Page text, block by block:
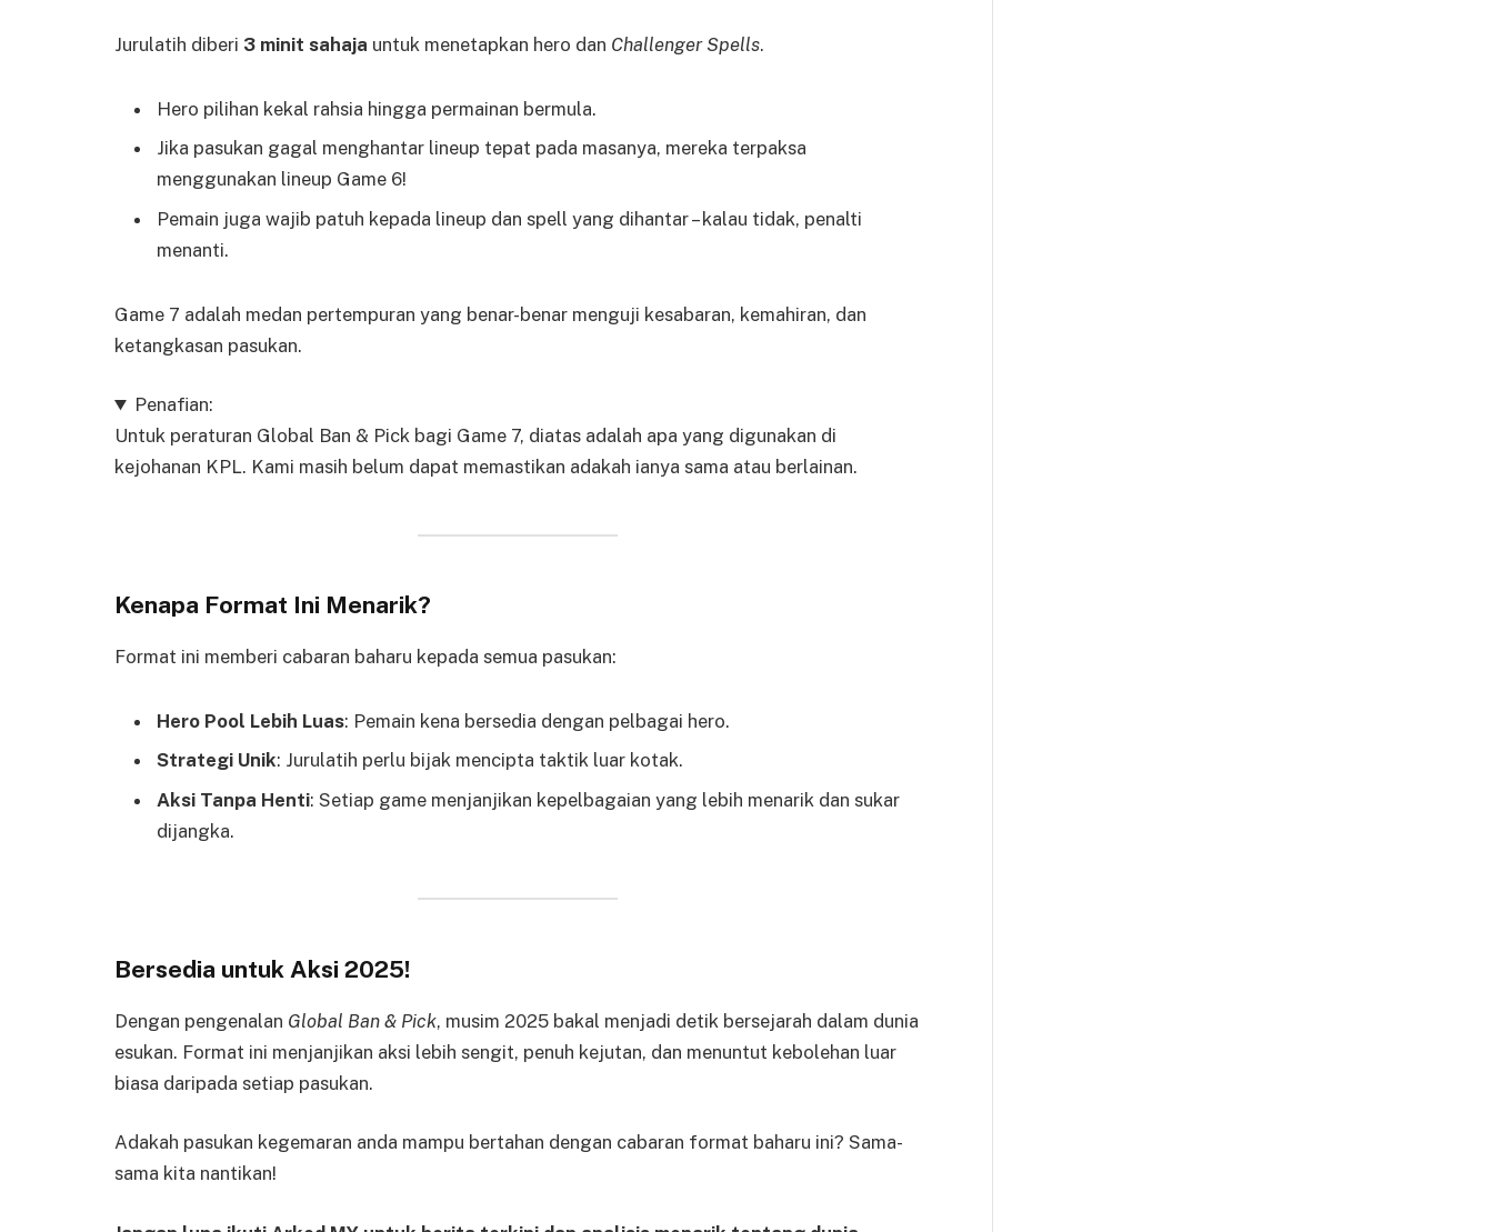
Jurulatih diberi 3 minit sahaja untuk menetapkan hero dan Challenger Spells.
Hero pilihan kekal rahsia hingga permainan bermula.
Jika pasukan gagal menghantar lineup tepat pada masanya, mereka terpaksa
menggunakan lineup Game 6!
Pemain juga wajib patuh kepada lineup dan spell yang dihantar – kalau tidak, penalti
menanti.
Game 7 adalah medan pertempuran yang benar-benar menguji kesabaran, kemahiran, dan
ketangkasan pasukan.
Penafian:
Untuk peraturan Global Ban & Pick bagi Game 7, diatas adalah apa yang digunakan di
kejohanan KPL. Kami masih belum dapat memastikan adakah ianya sama atau berlainan.
Kenapa Format Ini Menarik?
Format ini memberi cabaran baharu kepada semua pasukan:
Hero Pool Lebih Luas: Pemain kena bersedia dengan pelbagai hero.
Strategi Unik: Jurulatih perlu bijak mencipta taktik luar kotak.
Aksi Tanpa Henti: Setiap game menjanjikan kepelbagaian yang lebih menarik dan sukar
dijangka.
Bersedia untuk Aksi 2025!
Dengan pengenalan Global Ban & Pick, musim 2025 bakal menjadi detik bersejarah dalam dunia
esukan. Format ini menjanjikan aksi lebih sengit, penuh kejutan, dan menuntut kebolehan luar
biasa daripada setiap pasukan.
Adakah pasukan kegemaran anda mampu bertahan dengan cabaran format baharu ini? Sama-
sama kita nantikan!